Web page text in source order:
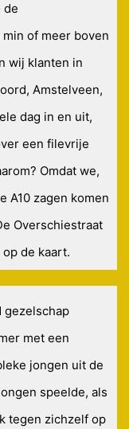
de
of meer boven
wij klanten in
Amstelveen,
dag in en uit,
een filevrije
Omdat we,
A10 zagen komen
Overschiestraat
de kaart.
gezelschap
met een
jongen uit de
speelde, als
tegen zichzelf op